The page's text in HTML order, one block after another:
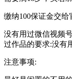
缴纳100保证金交
没有用过微信视频
过作品的要求:没有
注意事项: